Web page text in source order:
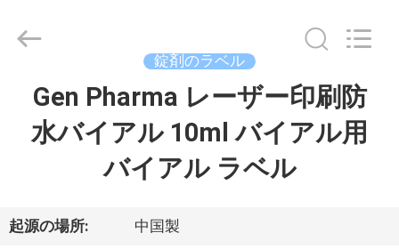
ダ
2017
(Xiamen)
Industry
錠剤のラベル
Gen Pharma レーザー印刷防
水バイアル 10ml バイアル用
バイアル ラベル
起源の場所: 中国製